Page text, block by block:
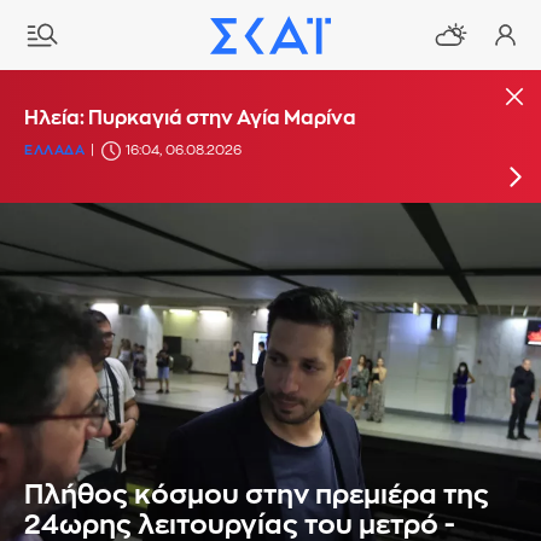
Μεγάλη πυρκαγιά στην περιοχή Κολυμπάδα
στη Σκύρο - Ενισχύθηκαν οι δυνάμεις
Ηλεία: Πυρκαγιά στην Αγία Μαρίνα
ΕΛΛΑΔΑ 16:04, 06.08.2026
Πλήθος κόσμου στην πρεμιέρα της
24ωρης λειτουργίας του μετρό -